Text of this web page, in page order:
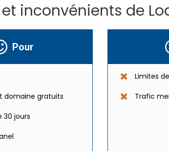
inconvénients de
Pour
domaine gratuits
30 jours
Limites
Trafic